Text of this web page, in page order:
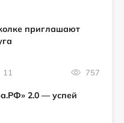
приглашают
11 757
2.0 — успей